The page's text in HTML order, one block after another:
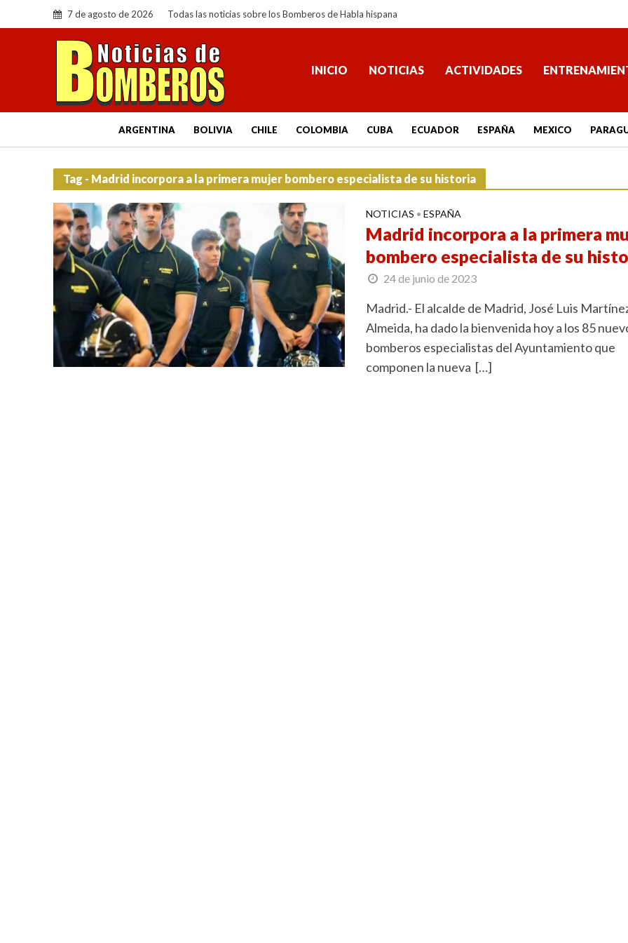
7 de agosto de 2026 Todas las noticias sobre los Bomberos de Habla hispana
INICIO NOTICIAS ACTIVIDADES
ARGENTINA BOLIVIA CHILE COLOMBIA CUBA ECUADOR ESPAÑA MEXICO
Tag - Madrid incorpora a la primera mujer bombero especialista de su historia
NOTICIAS • ESPAÑA
Madrid incorpora a la primera
bombero especialista de su
24 de junio de 2023
Madrid.- El alcalde de Madrid, José Luis
Almeida, ha dado la bienvenida hoy a los 85
bomberos especialistas del Ayuntamiento que
componen la nueva […]